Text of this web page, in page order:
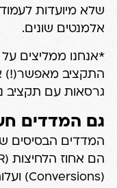
שלא מיועדות
אלמנטים שונים.
גרסאות עם תקציב
גם המדדים
המדדים הבסיסים